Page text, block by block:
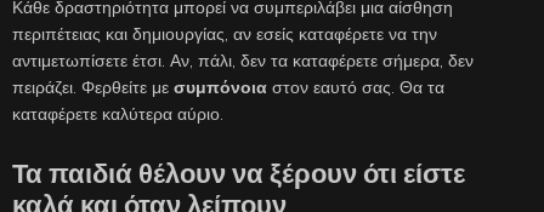
Κάθε δραστηριότητα μπορεί να συμπεριλάβει μια αίσθηση
περιπέτειας και δημιουργίας, αν εσείς καταφέρετε να την
αντιμετωπίσετε έτσι. Αν, πάλι, δεν τα καταφέρετε σήμερα, δεν
πειράζει. Φερθείτε με συμπόνοια στον εαυτό σας. Θα τα
καταφέρετε καλύτερα αύριο.
Τα παιδιά θέλουν να ξέρουν ότι είστε
καλά και όταν λείπουν